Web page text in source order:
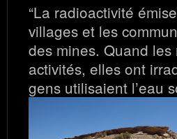
“La radioactivité
villages et les
des mines. Quand
activités, elles ont
gens utilisaient l’eau